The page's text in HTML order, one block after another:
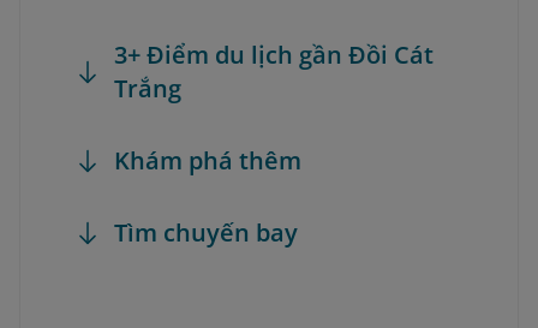
3+ Điểm du lịch gần Đồi Cát
Trắng
Khám phá thêm
Tìm chuyến bay